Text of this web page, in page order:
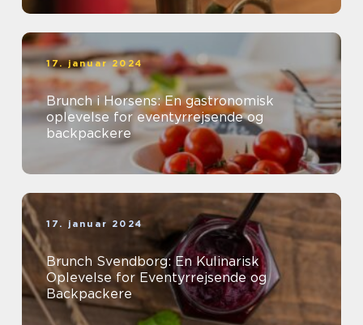
17. januar 2024
Brunch i Horsens: En gastronomisk
oplevelse for eventyrrejsende og
backpackere
17. januar 2024
Brunch Svendborg: En Kulinarisk
Oplevelse for Eventyrrejsende og
Backpackere